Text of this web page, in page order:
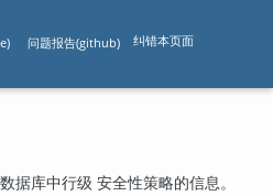
问题报告(github) 纠错本页面
据库中行级 安全性策略的信息。